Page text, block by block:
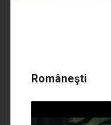
Româneşti